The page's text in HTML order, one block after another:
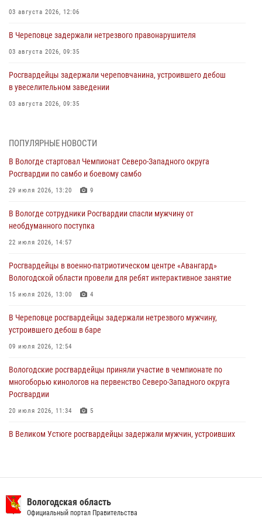
03 августа 2026, 12:06
В Череповце задержали нетрезвого правонарушителя
03 августа 2026, 09:35
Росгвардейцы задержали череповчанина, устроившего дебош
в увеселительном заведении
03 августа 2026, 09:35
товаров из магазина
В Вологде определились победители и призеры Чемпионатов
Северо-Западного округа Росгвардии по спортивному и боевому
03 августа 2026, 08:54 1
ЗА МИНУВШУЮ НЕДЕЛЮ СОТРУДНИКАМИ ВНЕВЕДОМСТВЕННОЙ
ПРАВОНАРУШИТЕЛЯ
02 августа 2026, 10:37
нарушителя на питбайке
31 июля 2026, 06:43
ПОПУЛЯРНЫЕ НОВОСТИ
В Вологде стартовал Чемпионат Северо-Западного округа
Росгвардии по самбо и боевому самбо
29 июля 2026, 13:20 9
В Вологде сотрудники Росгвардии спасли мужчину от
необдуманного поступка
22 июля 2026, 14:57
Росгвардейцы в военно-патриотическом центре «Авангард»
Вологодской области провели для ребят интерактивное занятие
15 июля 2026, 13:00 4
В Череповце росгвардейцы задержали нетрезвого мужчину,
устроившего дебош в баре
09 июля 2026, 12:54
Вологодские росгвардейцы приняли участие в чемпионате по
многоборью кинологов на первенство Северо-Западного округа
Росгвардии
20 июля 2026, 11:34 5
В Великом Устюге росгвардейцы задержали мужчин, устроивших
задержали сотрудники вневедомственной охраны Росгвардии за
минувшую неделю
Вологодская область
Официальный портал Правительства